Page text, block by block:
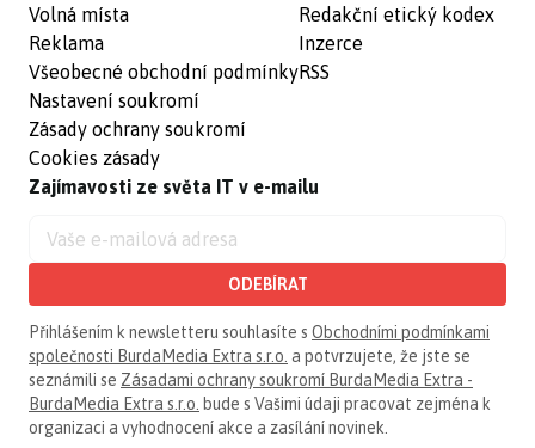
Volná místa
Reklama
Všeobecné obchodní podmínky
Nastavení soukromí
Zásady ochrany soukromí
Cookies zásady
Redakční etický kodex
Inzerce
RSS
Zajímavosti ze světa IT v e-mailu
ODEBÍRAT
Přihlášením k newsletteru souhlasíte s Obchodními podmínkami
společnosti BurdaMedia Extra s.r.o. a potvrzujete, že jste se
seznámili se Zásadami ochrany soukromí BurdaMedia Extra -
BurdaMedia Extra s.r.o. bude s Vašimi údaji pracovat zejména k
organizaci a vyhodnocení akce a zasílání novinek.